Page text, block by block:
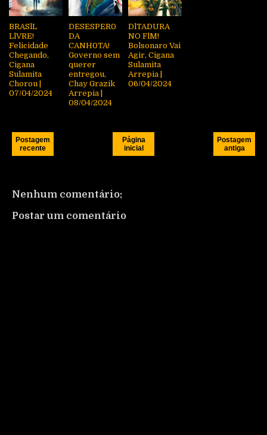
BRASlL
LlVRE!
Felicidade
Chegando,
Cigana
Sulamita
Chorou |
07/04/2024
DESESPER0
DA
CANH0TA!
Governo sem
querer
entregou,
Chay Grazik
Arrepia |
08/04/2024
DlTADURA
NO FlM!
Bolsonaro Vai
Agir, Cigana
Sulamita
Arrepia |
06/04/2024
Postagem
recente
Postagem
antiga
Página
inicial
Nenhum comentário:
Postar um comentário